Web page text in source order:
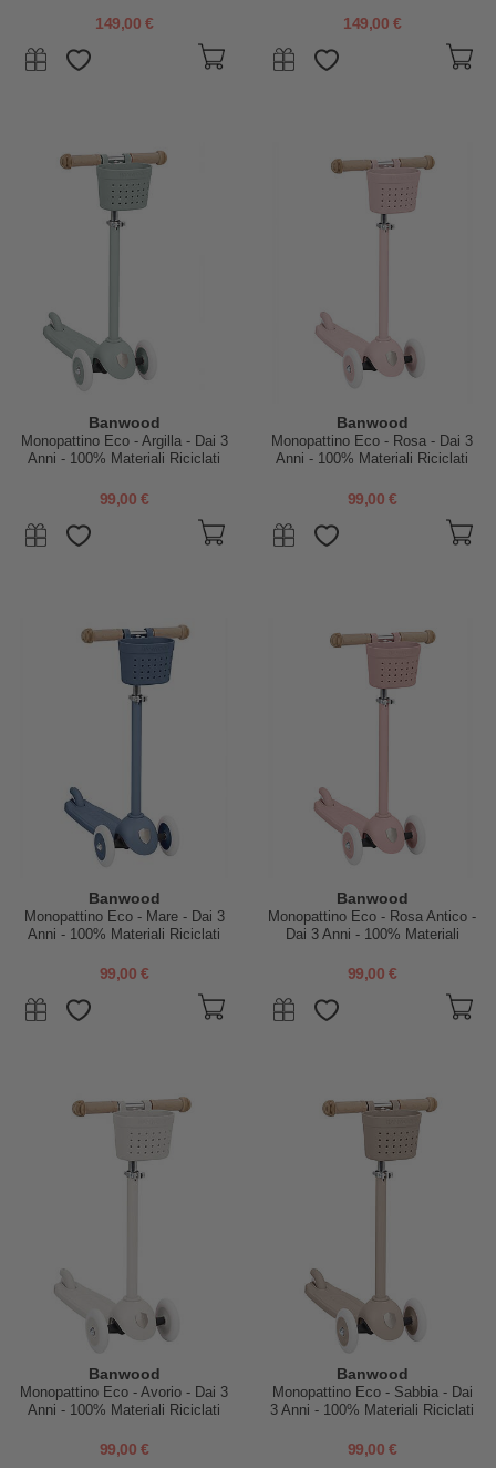
149,00 € 149,00 €
Banwood
Monopattino Eco - Argilla - Dai 3
Anni - 100% Materiali Riciclati
99,00 €
Banwood
Monopattino Eco - Rosa - Dai 3
Anni - 100% Materiali Riciclati
99,00 €
Banwood
Monopattino Eco - Mare - Dai 3
Anni - 100% Materiali Riciclati
99,00 €
Banwood
Monopattino Eco - Rosa Antico -
Dai 3 Anni - 100% Materiali
99,00 €
Banwood
Monopattino Eco - Avorio - Dai 3
Anni - 100% Materiali Riciclati
99,00 €
Banwood
Monopattino Eco - Sabbia - Dai
3 Anni - 100% Materiali Riciclati
99,00 €